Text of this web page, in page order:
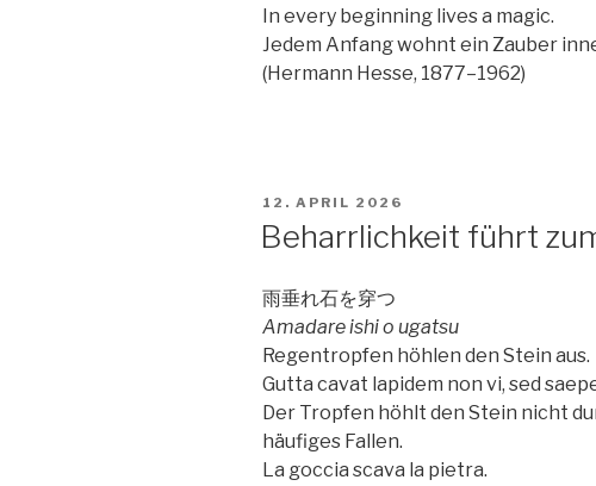
In every beginning lives a magic.
Jedem Anfang wohnt ein Zauber
(Hermann Hesse, 1877–1962)
VERÖFFENTLICHT
AM
12. APRIL 2026
Beharrlichkeit führt
雨垂れ石を穿つ
Amadare ishi o ugatsu
Regentropfen höhlen den Stein aus.
Gutta cavat lapidem non vi, sed
Der Tropfen höhlt den Stein nicht
häufiges Fallen.
La goccia scava la pietra.